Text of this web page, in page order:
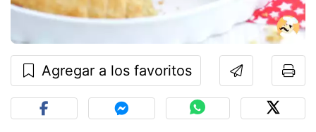
Agregar a los favoritos